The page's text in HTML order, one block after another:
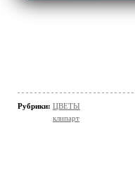
Рубрики: ЦВЕТЫ
клипарт